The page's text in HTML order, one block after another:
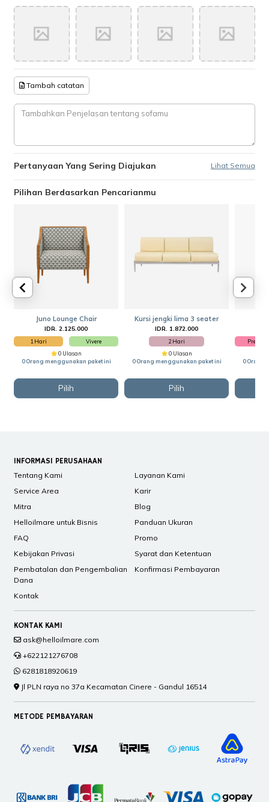
Tambah catatan
Pertanyaan Yang Sering Diajukan Lihat Semua
Pilihan Berdasarkan Pencarianmu
Juno Lounge Chair
IDR. 2.125.000
1 Hari
Vivere
0 Ulasan
0 Orang menggunakan paket ini
Pilih
Kursi jengki lima 3 seater
IDR. 1.872.000
2 Hari
0 Ulasan
0 Orang menggunakan paket ini
Pilih
0 Orang
INFORMASI PERUSAHAAN
Tentang Kami
Layanan Kami
Service Area
Karir
Mitra
Blog
Helloilmare untuk Bisnis
Panduan Ukuran
FAQ
Promo
Kebijakan Privasi
Syarat dan Ketentuan
Pembatalan dan Pengembalian
Dana
Konfirmasi Pembayaran
Kontak
KONTAK KAMI
ask@helloilmare.com
+622121276708
6281818920619
Jl PLN raya no 37a Kecamatan Cinere - Gandul 16514
METODE PEMBAYARAN